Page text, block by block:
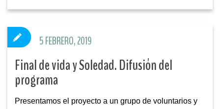
Final de vida y Soledad. Difusión del
programa
Presentamos el proyecto a un grupo de voluntarios y
5 FEBRERO, 2019